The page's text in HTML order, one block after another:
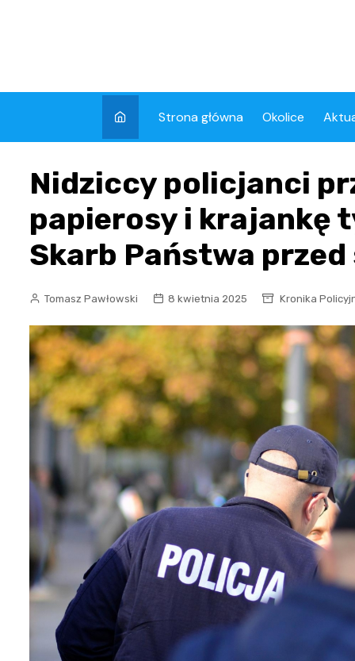
Strona główna Okolice
Nidziccy policjanci
papierosy i krajankę
Skarb Państwa
Tomasz Pawłowski 8 kwietnia 2025 Kronika